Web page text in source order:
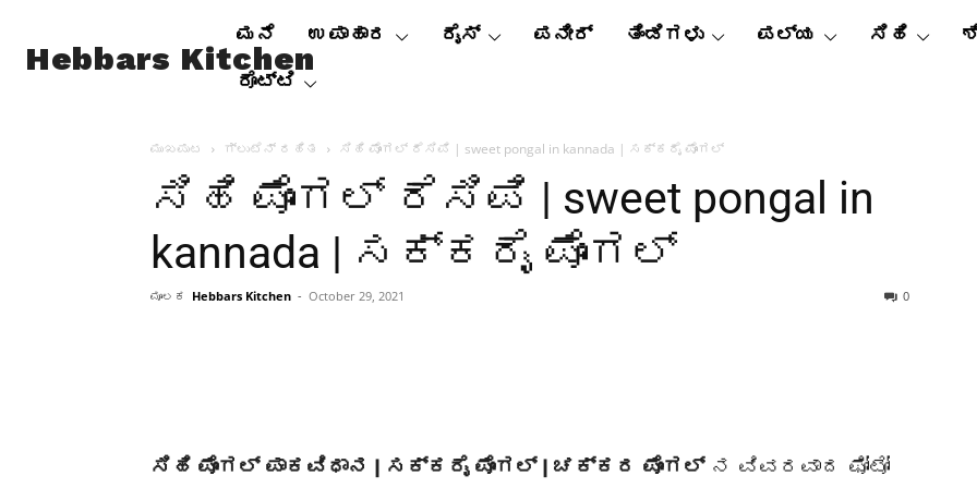
Hebbars Kitchen
ಮನೆ ಉಪಾಹಾರ ರೈಸ್ ಪನೀರ್ ತಿಂಡಿಗಳು ಪಲ್ಯ ಸಿಹಿ
ರೊಟ್ಟಿ
ಮುಖಪುಟ ಗ್ಲುಟೆನ್ ರಹಿತ ಸಿಹಿ ಪೊಂಗಲ್ ರೆಸಿಪಿ | sweet pongal in kannada | ಸಕ್ಕರೈ ಪೊಂಗಲ್
ಸಿಹಿ ಪೊಂಗಲ್ ರೆಸಿಪಿ | sweet pongal in
kannada | ಸಕ್ಕರೈ ಪೊಂಗಲ್
ಮೂಲಕ Hebbars Kitchen - October 29, 2021 0
ಸಿಹಿ ಪೊಂಗಲ್ ಪಾಕವಿಧಾನ | ಸಕ್ಕರೈ ಪೊಂಗಲ್ | ಚಕ್ಕರ ಪೊಂಗಲ್ನ ವಿವರವಾದ ಫೋಟೋ